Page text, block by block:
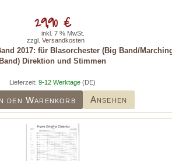
2017: für Blasorchester (Big Band/
Band) Direktion und Stimmen
Lieferzeit: 9-12 Werktage (DE)
den Warenkorb Ansehen
29,90 €
inkl. 7 % MwSt.
zzgl. Versandkosten